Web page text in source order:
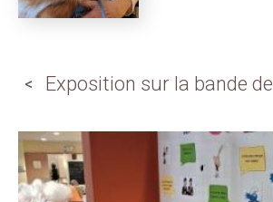
Exposition sur la bande